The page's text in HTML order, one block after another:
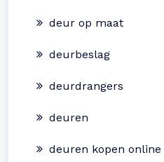
deur op maat
deurbeslag
deurdrangers
deuren
deuren kopen online